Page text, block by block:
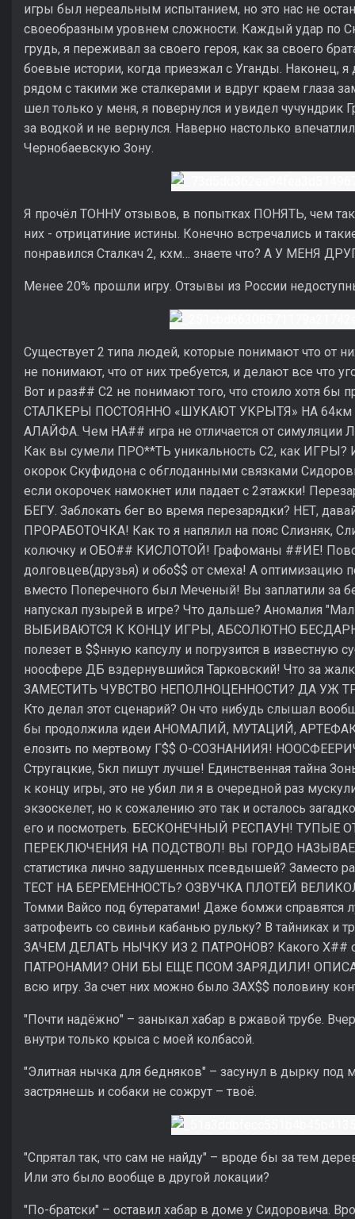
игры был нереальным испытанием, но это нас не
своеобразным уровнем сложности. Каждый удар по
грудь, я переживал за своего героя, как за своего
боевые истории, когда приезжал с Уганды. Наконец, я
рядом с такими же сталкерами и вдруг краем глаза
шел только у меня, я повернулся и увидел чучундрик
за водкой и не вернулся. Наверно настолько
Чернобаевскую Зону.
Я прочёл ТОННУ отзывов, в попытках ПОНЯТЬ, чем так
них - отрицатиние истины. Конечно встречались и
понравился Сталкач 2, кхм… знаете что? А У МЕНЯ
Менее 20% прошли игру. Отзывы из России
Существует 2 типа людей, которые понимают что от
не понимают, что от них требуется, и делают все что
Вот и раз## С2 не понимают того, что стоило хотя бы
СТАЛКЕРЫ ПОСТОЯННО «ШУКАЮТ УКРЫТЯ» НА
АЛАЙФА. Чем НА## игра не отличается от
Как вы сумели ПРО**ТЬ уникальность С2, как ИГРЫ?
окорок Скуфидона с обглоданными связками
если окорочек намокнет или падает с 2этажки!
БЕГУ. Заблокать бег во время перезарядки? НЕТ,
ПРОРАБОТОЧКА! Как то я напялил на пояс Слизняк,
колючку и ОБО## КИСЛОТОЙ! Графоманы ##ИЕ!
долговцев(друзья) и обо$$ от смеха! А оптимизацию
вместо Поперечного был Меченый! Вы заплатили за
напускал пузырей в игре? Что дальше? Аномалия
ВЫБИВАЮТСЯ К КОНЦУ ИГРЫ, АБСОЛЮТНО
полезет в $$нную капсулу и погрузится в известную
ноосфере ДБ вздернувшийся Тарковский! Что за
ЗАМЕСТИТЬ ЧУВСТВО НЕПОЛНОЦЕННОСТИ? ДА УЖ
Кто делал этот сценарий? Он что нибудь слышал
бы продолжила идеи АНОМАЛИЙ, МУТАЦИЙ,
елозить по мертвому Г$$ О-СОЗНАНИИЯ!
Стругацкие, 5кл пишут лучше! Единственная тайна
к концу игры, это не убил ли я в очередной раз
экзоскелет, но к сожалению это так и осталось
его и посмотреть. БЕСКОНЕЧНЫЙ РЕСПАУН!
ПЕРЕКЛЮЧЕНИЯ НА ПОДСТВОЛ! ВЫ ГОРДО
статистика лично задушенных псевдышей? Заместо
ТЕСТ НА БЕРЕМЕННОСТЬ? ОЗВУЧКА ПЛОТЕЙ
Томми Вайсо под бутератами! Даже бомжи справятся
затрофеить со свиньи кабанью рульку? В тайниках и
ЗАЧЕМ ДЕЛАТЬ НЫЧКУ ИЗ 2 ПАТРОНОВ? Какого Х##
ПАТРОНАМИ? ОНИ БЫ ЕЩЕ ПСОМ ЗАРЯДИЛИ!
всю игру. За счет них можно было ЗАХ$$ половину
"Почти надёжно" – заныкал хабар в ржавой трубе.
внутри только крыса с моей колбасой.
"Элитная нычка для бедняков" – засунул в дырку под
застрянешь и собаки не сожрут – твоё.
"Спрятал так, что сам не найду" – вроде бы за тем
Или это было вообще в другой локации?
"По-братски" – оставил хабар в доме у Сидоровича.